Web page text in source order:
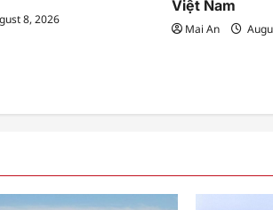
8, 2026
Việt Nam
Mai An